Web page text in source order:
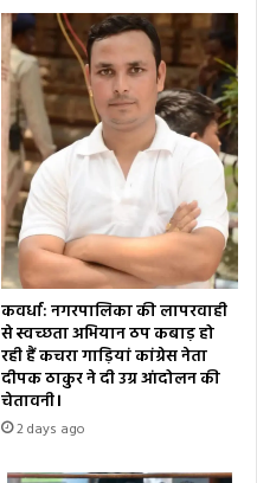
कवर्धा: नगरपालिका की लापरवाही
से स्वच्छता अभियान ठप कबाड़ हो
रही हैं कचरा गाड़ियां कांग्रेस नेता
दीपक ठाकुर ने दी उग्र आंदोलन की
चेतावनी।
2 days ago